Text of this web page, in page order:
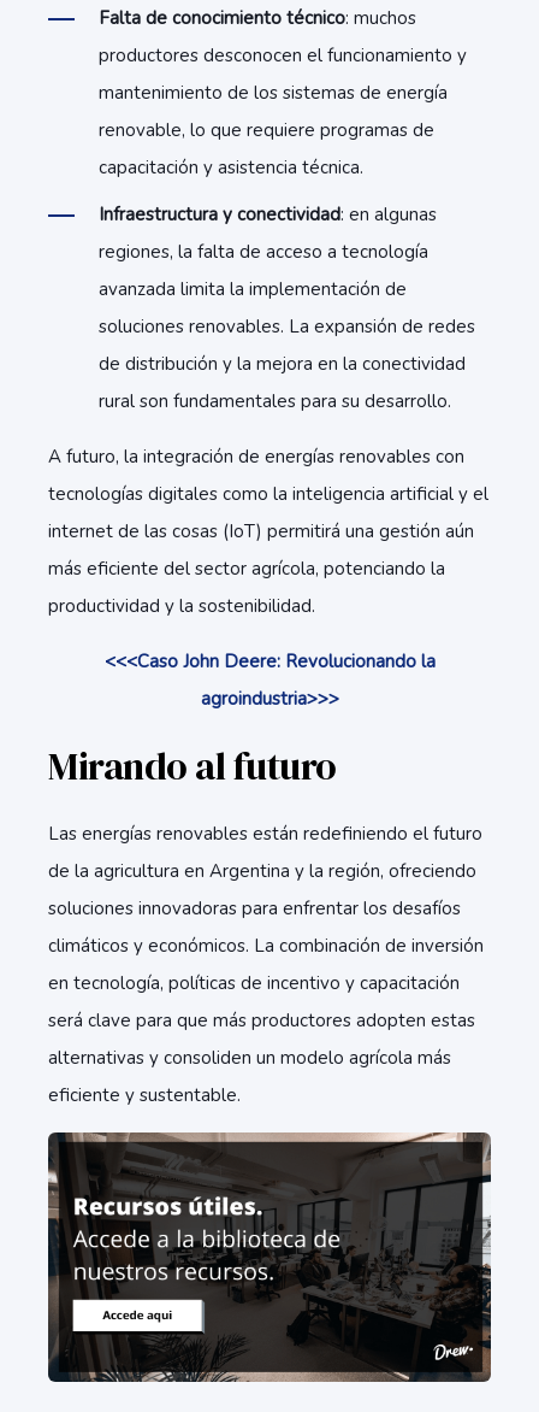
Falta de conocimiento técnico: muchos
productores desconocen el funcionamiento y
mantenimiento de los sistemas de energía
renovable, lo que requiere programas de
capacitación y asistencia técnica.
Infraestructura y conectividad: en algunas
regiones, la falta de acceso a tecnología
avanzada limita la implementación de
soluciones renovables. La expansión de redes
de distribución y la mejora en la conectividad
rural son fundamentales para su desarrollo.
A futuro, la integración de energías renovables con
tecnologías digitales como la inteligencia artificial y el
internet de las cosas (IoT) permitirá una gestión aún
más eficiente del sector agrícola, potenciando la
productividad y la sostenibilidad.
<<<Caso John Deere: Revolucionando la
agroindustria>>>
Mirando al futuro
Las energías renovables están redefiniendo el futuro
de la agricultura en Argentina y la región, ofreciendo
soluciones innovadoras para enfrentar los desafíos
climáticos y económicos. La combinación de inversión
en tecnología, políticas de incentivo y capacitación
será clave para que más productores adopten estas
alternativas y consoliden un modelo agrícola más
eficiente y sustentable.